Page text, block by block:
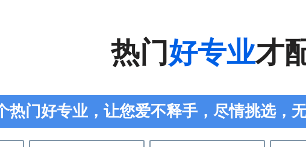
热门好专业才
热门好专业，让您爱不释手，尽情挑选，